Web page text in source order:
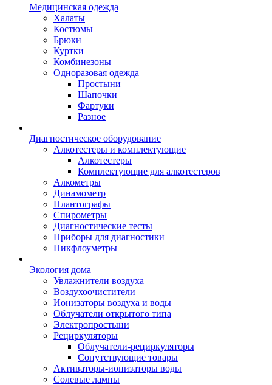
Медицинская одежда
Халаты
Костюмы
Брюки
Куртки
Комбинезоны
Одноразовая одежда
Простыни
Шапочки
Фартуки
Разное
Диагностическое оборудование
Алкотестеры и комплектующие
Алкотестеры
Комплектующие для алкотестеров
Алкометры
Динамометр
Плантографы
Спирометры
Диагностические тесты
Приборы для диагностики
Пикфлоуметры
Экология дома
Увлажнители воздуха
Воздухоочистители
Ионизаторы воздуха и воды
Облучатели открытого типа
Электропростыни
Рециркуляторы
Облучатели-рециркуляторы
Сопутствующие товары
Активаторы-ионизаторы воды
Солевые лампы